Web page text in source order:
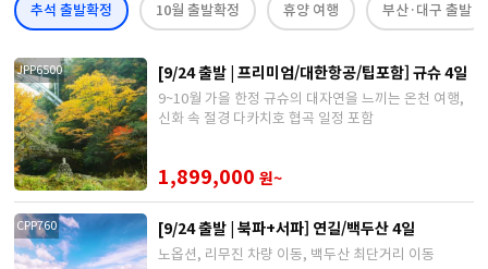
추석 출발확정 10월 출발확정 휴양 여행 부산·대구 출발
JPP6500 [9/24 출발 | 프리미엄/대한항공/팁포함] 규슈 4일
9~10월 가을 한정 규슈의 대자연을 느끼는 온천 여행,
신화 속 절경 다카치호 협곡 일정 포함
1,899,000 원~
CPP760 [9/24 출발 | 북파+서파] 연길/백두산 4일
노옵션, 리무진 차량 이동, 백두산 최단거리 이동